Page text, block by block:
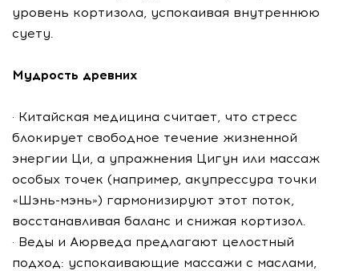
уровень кортизола, успокаивая внутреннюю
суету.
Мудрость древних
· Китайская медицина считает, что стресс
блокирует свободное течение жизненной
энергии Ци, а упражнения Цигун или массаж
особых точек (например, акупрессура точки
«Шэнь-мэнь») гармонизируют этот поток,
восстанавливая баланс и снижая кортизол.
· Веды и Аюрведа предлагают целостный
подход: успокаивающие массажи с маслами,